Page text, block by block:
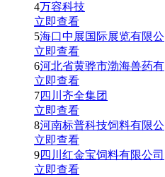
4万容科技
立即查看
5海口中展国际展览有限公
立即查看
6河北省黄骅市渤海兽药有
立即查看
7四川齐全集团
立即查看
8河南标普科技饲料有限公
立即查看
9四川红金宝饲料有限公司
立即查看